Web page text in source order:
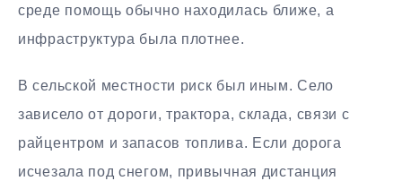
среде помощь обычно находилась ближе, а
инфраструктура была плотнее.
В сельской местности риск был иным. Село
зависело от дороги, трактора, склада, связи с
райцентром и запасов топлива. Если дорога
исчезала под снегом, привычная дистанция